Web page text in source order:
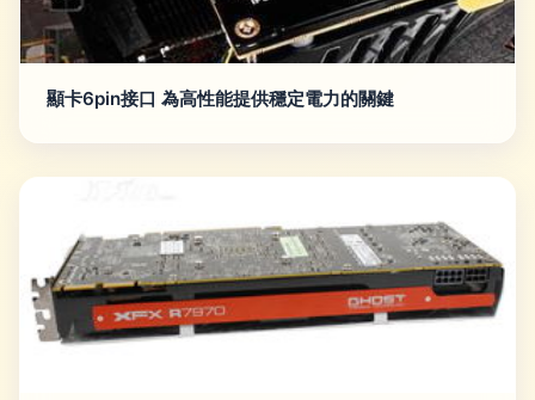
顯卡6pin接口 為高性能提供穩定電力的關鍵